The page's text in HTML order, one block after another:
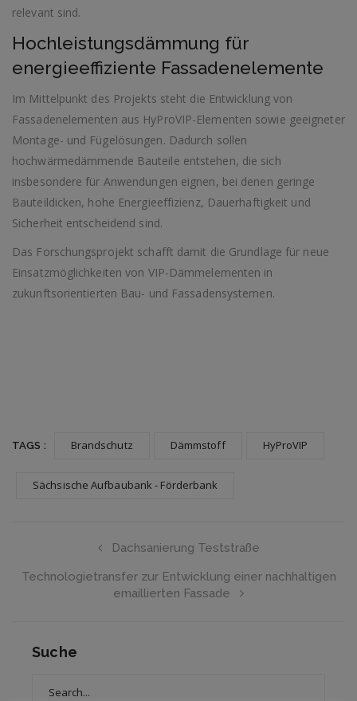
relevant sind.
Hochleistungsdämmung für
energieeffiziente Fassadenelemente
Im Mittelpunkt des Projekts steht die Entwicklung von
Fassadenelementen aus HyProVIP-Elementen sowie geeigneter
Montage- und Fügelösungen. Dadurch sollen
hochwärmedämmende Bauteile entstehen, die sich
insbesondere für Anwendungen eignen, bei denen geringe
Bauteildicken, hohe Energieeffizienz, Dauerhaftigkeit und
Sicherheit entscheidend sind.
Das Forschungsprojekt schafft damit die Grundlage für neue
Einsatzmöglichkeiten von VIP-Dämmelementen in
zukunftsorientierten Bau- und Fassadensystemen.
TAGS : Brandschutz Dämmstoff HyProVIP
Sächsische Aufbaubank - Förderbank
Dachsanierung Teststraße
Technologietransfer zur Entwicklung einer nachhaltigen
emaillierten Fassade
Suche